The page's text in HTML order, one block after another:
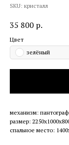
SKU: кристалл
35 800 р.
Цвет
зелёный
механизм: пантограф
размер:
спальное место: